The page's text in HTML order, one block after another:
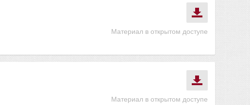
Материал в открытом доступе
Материал в открытом доступе